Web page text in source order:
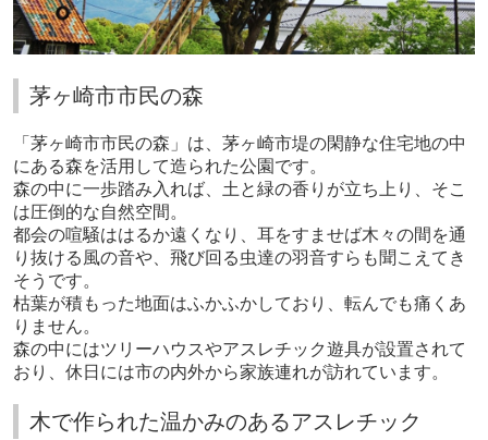
茅ヶ崎市市民の森
「茅ヶ崎市市民の森」は、茅ヶ崎市堤の閑静な住宅地の中
にある森を活用して造られた公園です。
森の中に一歩踏み入れば、土と緑の香りが立ち上り、そこ
は圧倒的な自然空間。
都会の喧騒ははるか遠くなり、耳をすませば木々の間を通
り抜ける風の音や、飛び回る虫達の羽音すらも聞こえてき
そうです。
枯葉が積もった地面はふかふかしており、転んでも痛くあ
りません。
森の中にはツリーハウスやアスレチック遊具が設置されて
おり、休日には市の内外から家族連れが訪れています。
木で作られた温かみのあるアスレチック